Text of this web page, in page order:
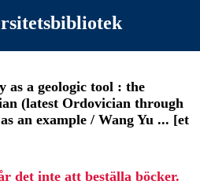
as a geologic tool : the
(latest Ordovician through
an example / Wang Yu ... [et
det inte att beställa böcker.